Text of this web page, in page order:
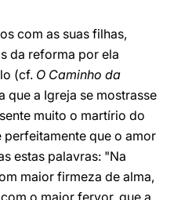
com as suas filhas,
da reforma por ela
(cf. O Caminho da
que a Igreja se mostrasse
muito o martírio do
perfeitamente que o amor
estas palavras: "Na
maior firmeza de alma,
o maior fervor, que a